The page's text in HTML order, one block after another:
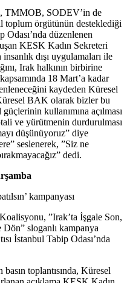
TMMOB, SODEV’in de
toplum örgütünün desteklediği
Odası’nda düzenlenen
KESK Kadın Sekreteri
dışı uygulamaları ile
Irak halkının birbirine
18 Mart’a kadar
kaydeden Küresel
BAK olarak bizler bu
kullanımına açılması
ve yürütmenin durdurulması
düşünüyoruz” diye
seslenerek, ”Siz ne
dedi.
kampanyası
”Irak’ta İşgale Son,
sloganlı kampanya
İstanbul Tabip Odası’nda
toplantısında, Küresel